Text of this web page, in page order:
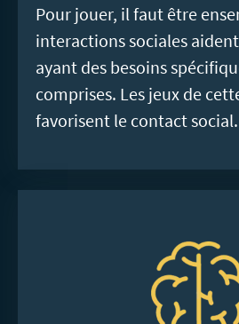
Pour jouer, il faut être
interactions sociales
ayant des besoins
comprises. Les jeux de
favorisent le contact social.